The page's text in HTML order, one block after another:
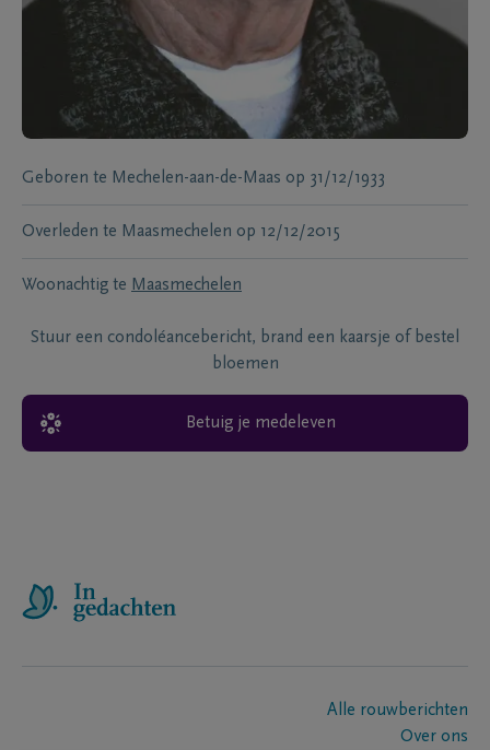
Geboren te Mechelen-aan-de-Maas op 31/12/1933
Overleden te Maasmechelen op 12/12/2015
Woonachtig te Maasmechelen
Stuur een condoléancebericht, brand een kaarsje of bestel
bloemen
Betuig je medeleven
Alle rouwberichten
Over ons